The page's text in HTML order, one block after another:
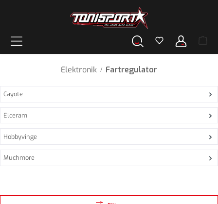
Elektronik / Fartregulator
Cayote
Elceram
Hobbyvinge
Muchmore